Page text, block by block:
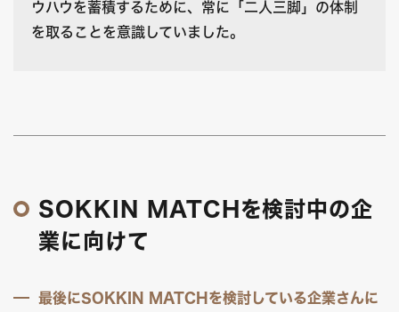
ウハウを蓄積するために、常に「二人三脚」の体制
を取ることを意識していました。
SOKKIN MATCHを検討中の企
業に向けて
最後にSOKKIN MATCHを検討している企業さんに